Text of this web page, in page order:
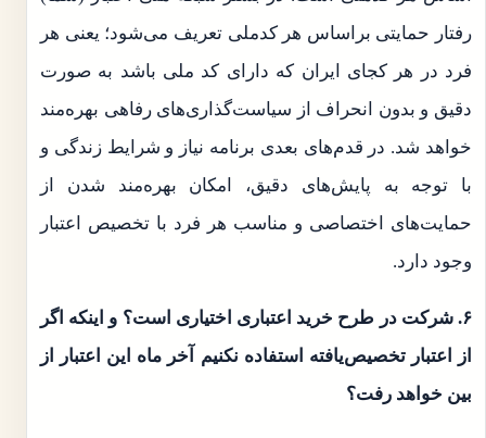
رفتار حمایتی براساس هر کدملی تعریف می‌شود؛ یعنی هر
فرد در هر کجای ایران که دارای کد ملی باشد به صورت
دقیق و بدون انحراف از سیاست‌گذاری‌های رفاهی بهره‌مند
خواهد شد. در قدم‌های بعدی برنامه نیاز و شرایط زندگی و
با توجه به پایش‌های دقیق، امکان بهره‌مند شدن از
حمایت‌های اختصاصی و مناسب هر فرد با تخصیص اعتبار
وجود دارد.
۶. شرکت در طرح خرید اعتباری اختیاری است؟ و اینکه اگر
از اعتبار تخصیص‌یافته استفاده نکنیم آخر ماه این اعتبار از
بین خواهد رفت؟